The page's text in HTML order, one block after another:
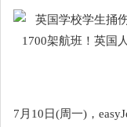
7月10日(周一)，